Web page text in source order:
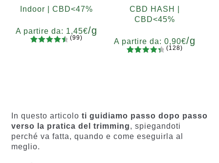
Indoor | CBD<47%
A partire da: 1,45€/g
(99)
CBD HASH |
CBD<45%
A partire da:0,90€/g
ni
(128)
In questo articolo ti guidiamo passo dopo passo
verso la pratica del trimming, spiegandoti
perché va fatta, quando e come eseguirla al
meglio.